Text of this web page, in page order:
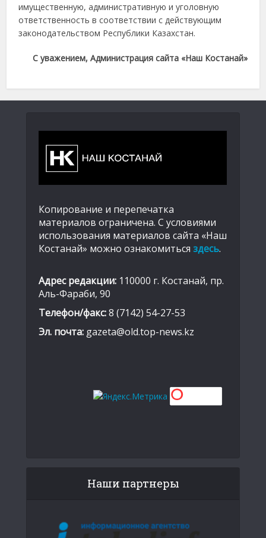
имущественную, административную и уголовную
ответственность в соответствии с действующим
законодательством Республики Казахстан.
С уважением, Администрация сайта «Наш Костанай»
Копирование и перепечатка
материалов ограничена. С условиями
использования материалов сайта «Наш
Костанай» можно ознакомиться здесь.
Адрес редакции: 110000 г. Костанай, пр.
Аль-Фараби, 90
Телефон/факс:8 (7142) 54-27-53
Эл. почта: gazeta@old.top-news.kz
Наши партнеры